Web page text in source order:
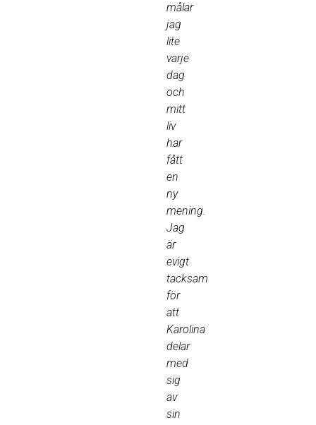
målar
jag
lite
varje
dag
och
mitt
liv
har
fått
en
ny
mening.
Jag
är
evigt
tacksam
för
att
Karolina
delar
med
sig
av
sin